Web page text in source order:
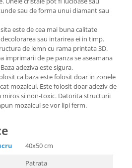
sau de forma unui diamant sau
este de cea mai buna calitate
sau intarirea ei in timp.
de lemn cu rama printata 3D.
imprimarii de pe panza se aseamana
adeziva este sigura.
ca baza este folosit doar in zonele
mozaicul. Este folosit doar adeziv de
miros si non-toxic. Datorita structurii
mozaicul se vor lipi ferm.
40x50 cm
Patrata